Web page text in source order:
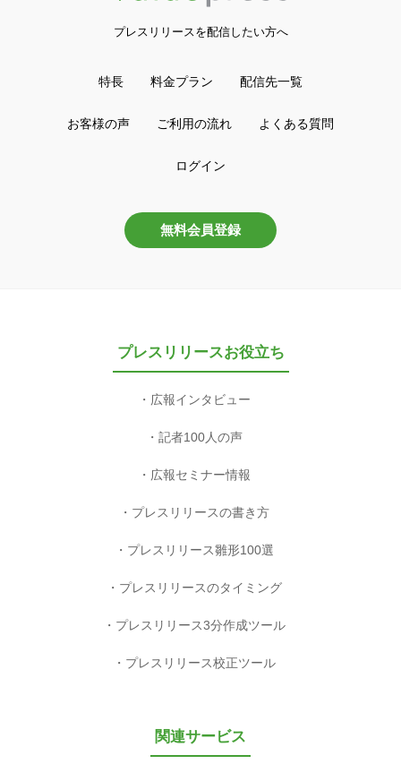
プレスリリースを配信したい方へ
特長 料金プラン 配信先一覧
お客様の声 ご利用の流れ よくある質問
ログイン
無料会員登録
プレスリリースお役立ち
広報インタビュー
記者100人の声
広報セミナー情報
プレスリリースの書き方
プレスリリース雛形100選
プレスリリースのタイミング
プレスリリース3分作成ツール
プレスリリース校正ツール
関連サービス